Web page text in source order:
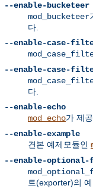
--enable-bucketeer
mod_bucketeer
다.
--enable-case-
--enable-case-
다.
--enable-echo
mod_echo가 제
--enable-example
견본 예제모듈인
--enable-optional-
트(exporter)의